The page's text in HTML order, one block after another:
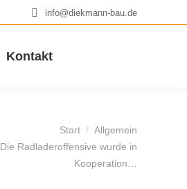
info@diekmann-bau.de
Kontakt
Start
Allgemein
Die Radladeroffensive wurde in
Kooperation…